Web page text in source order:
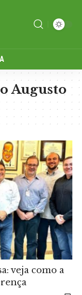
Augusto
veja como a